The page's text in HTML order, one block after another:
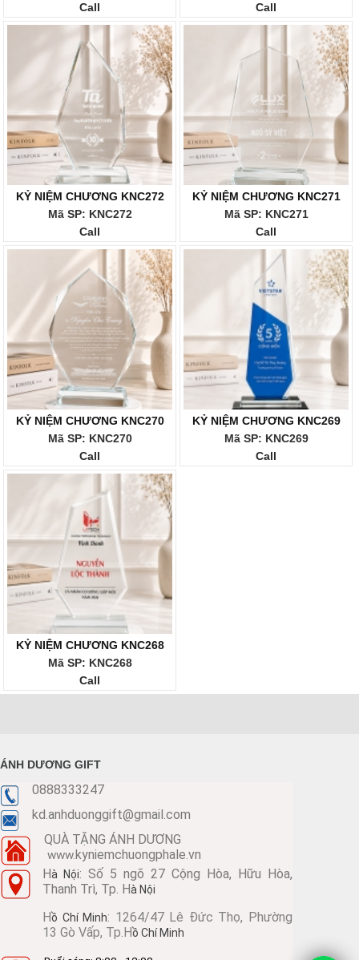
Call
Call
KỶ NIỆM CHƯƠNG KNC272
Mã SP: KNC272
Call
KỶ NIỆM CHƯƠNG KNC271
Mã SP: KNC271
Call
KỶ NIỆM CHƯƠNG KNC270
Mã SP: KNC270
Call
KỶ NIỆM CHƯƠNG KNC269
Mã SP: KNC269
Call
KỶ NIỆM CHƯƠNG KNC268
Mã SP: KNC268
Call
ÁNH DƯƠNG GIFT
0888333247
kd.anhduonggift@gmail.com
QUÀ TẶNG ÁNH DƯƠNG
www.kyniemchuongphale.vn
Hà Nội: Số 5 ngõ 27 Cộng Hòa, Hữu Hòa,
Thanh Trì, Tp. Hà Nội
Hồ Chí Minh: 1264/47 Lê Đức Thọ, Phường
13 Gò Vấp, Tp.Hồ Chí Minh